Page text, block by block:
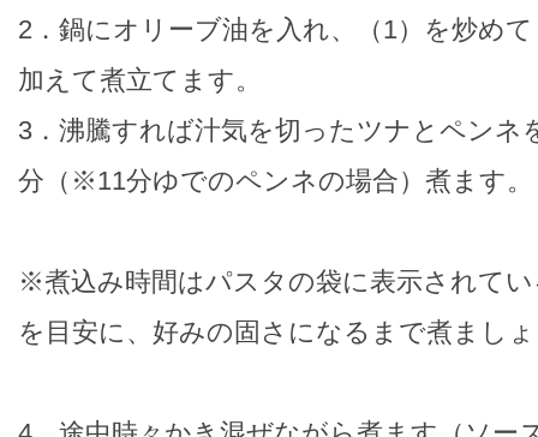
2．鍋にオリーブ油を入れ、（1）を炒め
加えて煮立てます。
3．沸騰すれば汁気を切ったツナとペンネ
分（※11分ゆでのペンネの場合）煮ます。
※煮込み時間はパスタの袋に表示されて
を目安に、好みの固さになるまで煮まし